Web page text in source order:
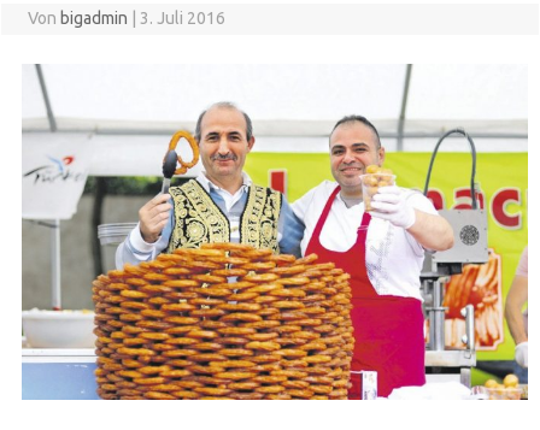
Von bigadmin 3. Juli 2016